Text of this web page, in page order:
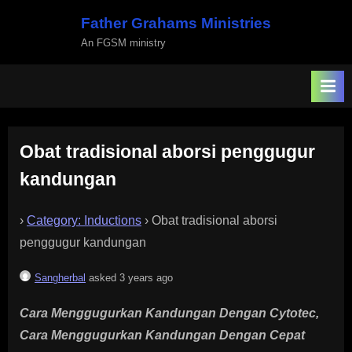
Father Grahams Ministries
An FGSM ministry
Obat tradisional aborsi penggugur
kandungan
› Category: Inductions › Obat tradisional aborsi
penggugur kandungan
Sangherbal asked 3 years ago
Cara Menggugurkan Kandungan Dengan Cytotec,
Cara Menggugurkan Kandungan Dengan Cepat